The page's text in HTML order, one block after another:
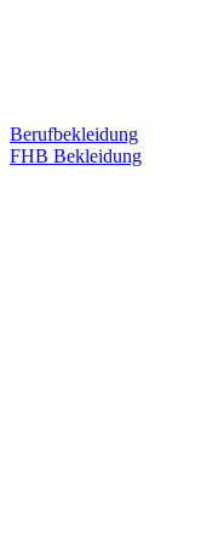
Berufbekleidung
FHB Bekleidung